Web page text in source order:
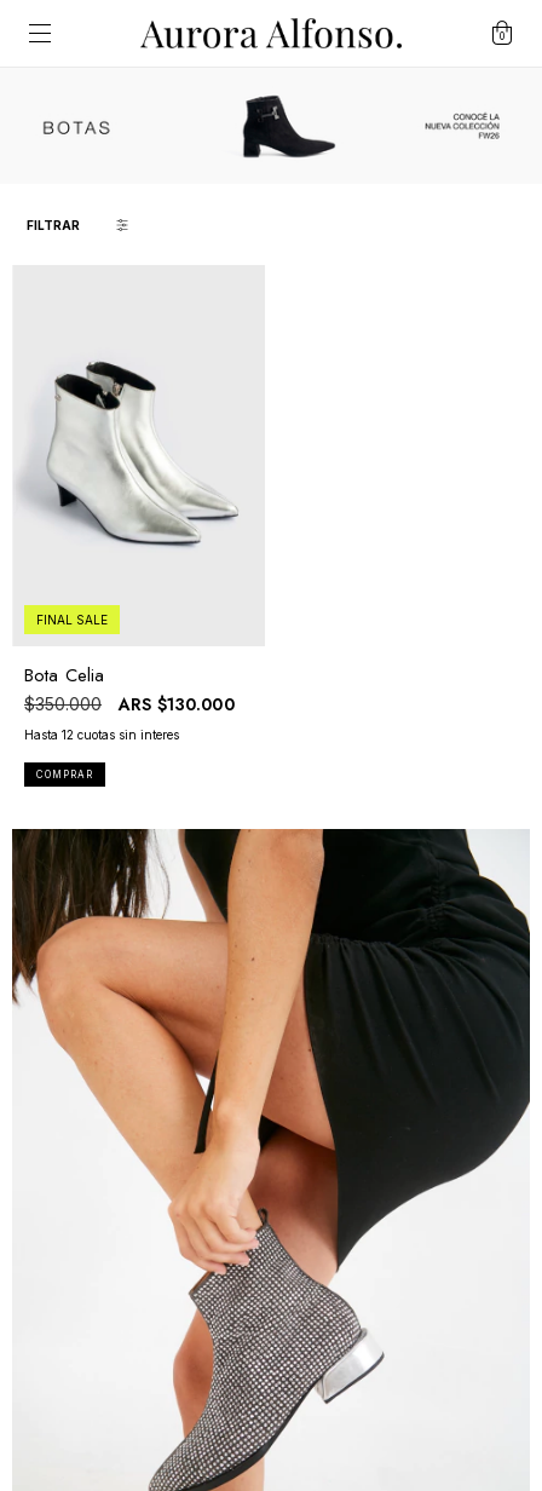
0
FILTRAR
FINAL SALE
Bota Celia
$350.000 ARS $130.000
COMPRAR